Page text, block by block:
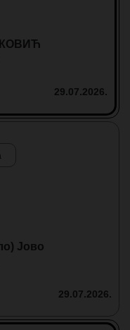
29.07.2026.
Јово
29.07.2026.